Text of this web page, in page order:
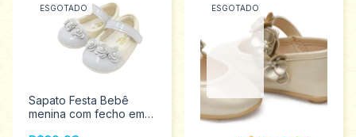
ESGOTADO
Sapato Festa Bebê
menina com fecho em
ESGOTADO